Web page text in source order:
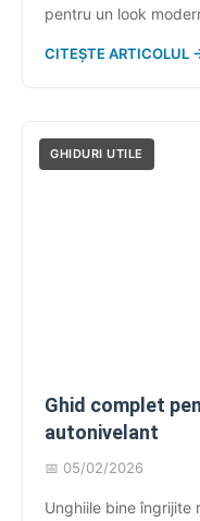
pentru un look
perfecte pentru orice
CITEȘTE ARTICOLUL
GHIDURI UTILE
Ghid complet
autonivelant
📅 05/02/2026
Unghiile bine îngrijite